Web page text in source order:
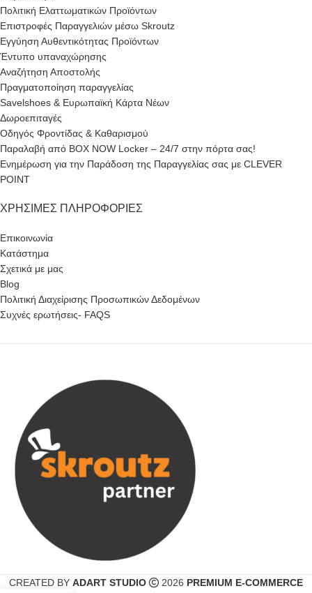
Πολιτική Ελαττωματικών Προϊόντων
Επιστροφές Παραγγελιών μέσω Skroutz
Εγγύηση Αυθεντικότητας Προϊόντων
Έντυπο υπαναχώρησης
Αναζήτηση Αποστολής
Πραγματοποίηση παραγγελίας
Savelshoes & Ευρωπαϊκή Κάρτα Νέων
Δωροεπιταγές
Οδηγός Φροντίδας & Καθαρισμού
Παραλαβή από BOX NOW Locker – 24/7 στην πόρτα σας!
Ενημέρωση για την Παράδοση της Παραγγελίας σας με CLEVER
POINT
ΧΡΉΣΙΜΕΣ ΠΛΗΡΟΦΟΡΊΕΣ
Επικοινωνία
Κατάστημα
Σχετικά με μας
Blog
Πολιτική Διαχείρισης Προσωπικών Δεδομένων
Συχνές ερωτήσεις- FAQS
CREATED BY ADART STUDIO 2026 PREMIUM E-COMMERCE